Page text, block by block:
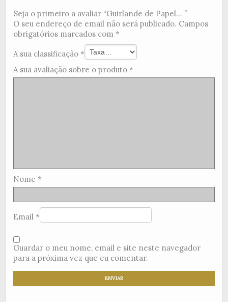
Seja o primeiro a avaliar “Guirlande de Papel... ”
O seu endereço de email não será publicado. Campos
obrigatórios marcados com *
A sua classificação *
A sua avaliação sobre o produto *
Nome *
Email *
Guardar o meu nome, email e site neste navegador
para a próxima vez que eu comentar.